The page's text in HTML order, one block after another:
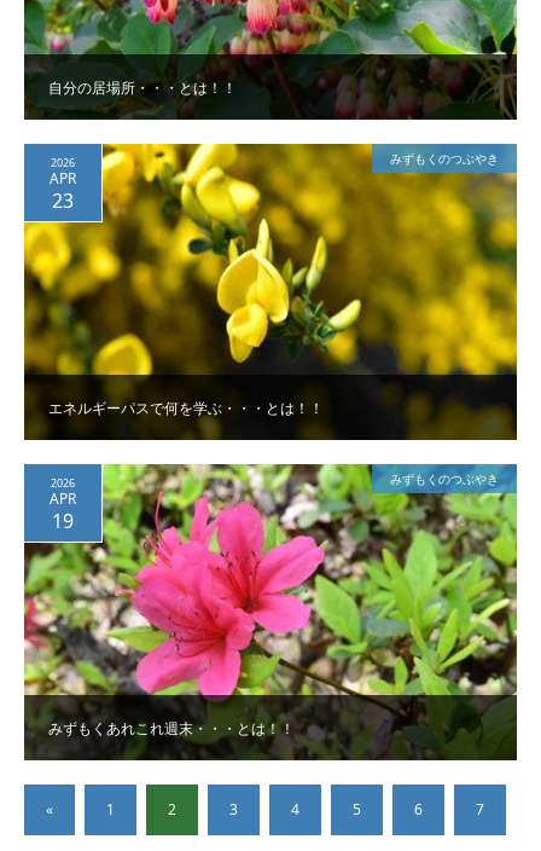
自分の居場所・・・とは！！
エネルギーパスで何を学ぶ・・・とは！！
2026
APR
23
みずもくのつぶやき
みずもくあれこれ週末・・・とは！！
2026
APR
19
みずもくのつぶやき
« 1 2 3 4 5 6 7